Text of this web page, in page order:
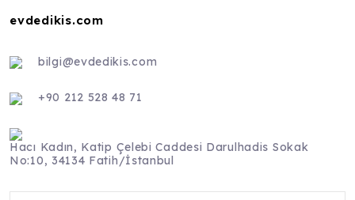
evdedikis.com
bilgi@evdedikis.com
+90 212 528 48 71
Hacı Kadın, Katip Çelebi Caddesi Darulhadis Sokak
No:10, 34134 Fatih/İstanbul